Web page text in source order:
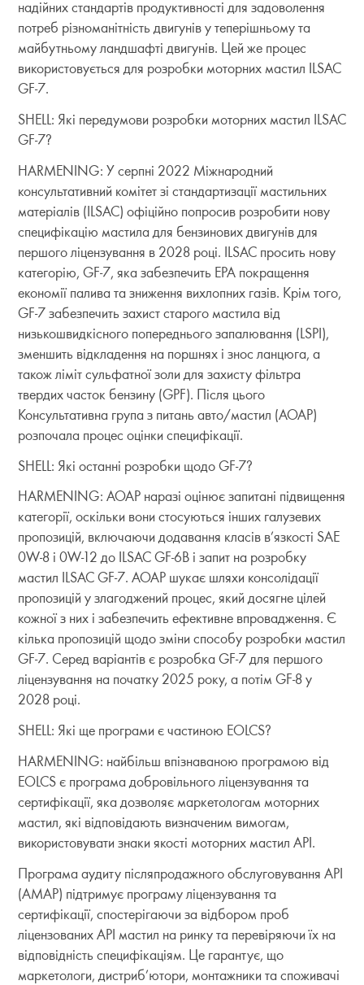
надійних стандартів продуктивності для задоволення
потреб різноманітність двигунів у теперішньому та
майбутньому ландшафті двигунів. Цей же процес
використовується для розробки моторних мастил ILSAC
GF-7.
SHELL: Які передумови розробки моторних мастил ILSAC
GF-7?
HARMENING: У серпні 2022 Міжнародний
консультативний комітет зі стандартизації мастильних
матеріалів (ILSAC) офіційно попросив розробити нову
специфікацію мастила для бензинових двигунів для
першого ліцензування в 2028 році. ILSAC просить нову
категорію, GF-7, яка забезпечить EPA покращення
економії палива та зниження вихлопних газів. Крім того,
GF-7 забезпечить захист старого мастила від
низькошвидкісного попереднього запалювання (LSPI),
зменшить відкладення на поршнях і знос ланцюга, а
також ліміт сульфатної золи для захисту фільтра
твердих часток бензину (GPF). Після цього
Консультативна група з питань авто/мастил (AOAP)
розпочала процес оцінки специфікації.
SHELL: Які останні розробки щодо GF-7?
HARMENING: AOAP наразі оцінює запитані підвищення
категорії, оскільки вони стосуються інших галузевих
пропозицій, включаючи додавання класів в’язкості SAE
0W-8 і 0W-12 до ILSAC GF-6B і запит на розробку
мастил ILSAC GF-7. AOAP шукає шляхи консолідації
пропозицій у злагоджений процес, який досягне цілей
кожної з них і забезпечить ефективне впровадження. Є
кілька пропозицій щодо зміни способу розробки мастил
GF-7. Серед варіантів є розробка GF-7 для першого
ліцензування на початку 2025 року, а потім GF-8 у
2028 році.
SHELL: Які ще програми є частиною EOLCS?
HARMENING: найбільш впізнаваною програмою від
EOLCS є програма добровільного ліцензування та
сертифікації, яка дозволяє маркетологам моторних
мастил, які відповідають визначеним вимогам,
використовувати знаки якості моторних мастил API.
Програма аудиту післяпродажного обслуговування API
(AMAP) підтримує програму ліцензування та
сертифікації, спостерігаючи за відбором проб
ліцензованих API мастил на ринку та перевіряючи їх на
відповідність специфікаціям. Це гарантує, що
маркетологи, дистриб’ютори, монтажники та споживачі